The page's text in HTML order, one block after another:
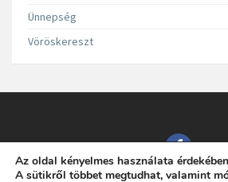
Ünnepség
Vöröskereszt
Süttő Község
Az oldal kényelmes használata
A sütikről többet megtudhat, valamint